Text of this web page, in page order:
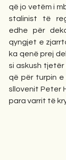
që jo vetëm i
stalinist të
edhe për
qyngjet e
ka qenë prej
si askush
që për turpin e
sllovenit Peter
para varrit të